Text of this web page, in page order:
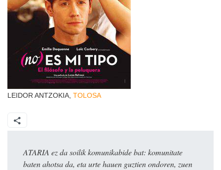
LEIDOR ANTZOKIA, TOLOSA
ATARIA ez da soilik komunikabide bat: komunitate
baten ahotsa da, eta urte hauen guztien ondoren, zuen